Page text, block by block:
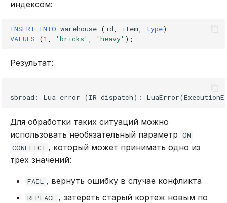
индексом:
INSERT INTO warehouse (id item type)
VALUES
(1 'bricks' 'heavy' );
Результат:
---
Для обработки таких ситуаций можно
использовать необязательный параметр ON
CONFLICT , который может принимать одно из
трех значений:
FAIL , вернуть ошибку в случае конфликта
REPLACE , затереть старый кортеж новым по